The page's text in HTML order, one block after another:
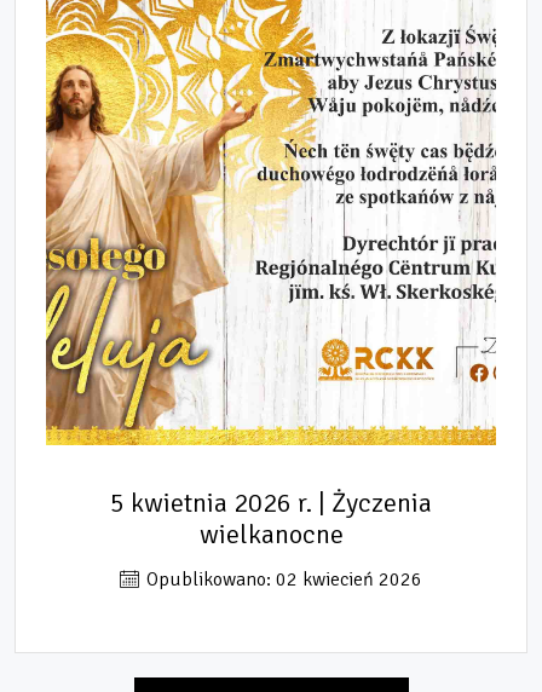
5 kwietnia 2026 r. | Życzenia
wielkanocne
Opublikowano: 02 kwiecień 2026